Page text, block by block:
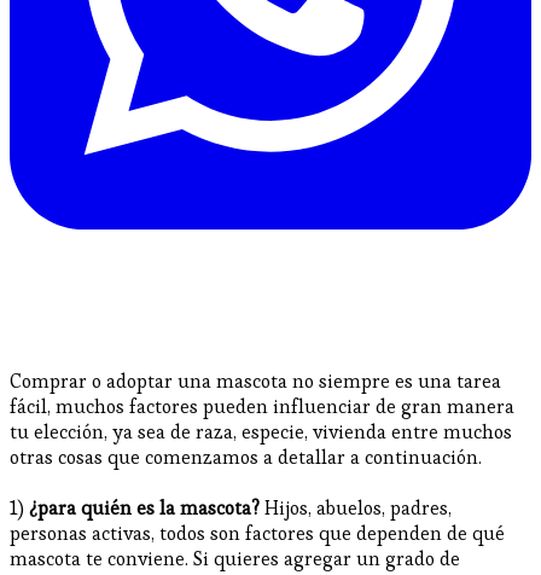
Comprar o adoptar una mascota no siempre es una tarea
fácil, muchos factores pueden influenciar de gran manera
tu elección, ya sea de raza, especie, vivienda entre muchos
otras cosas que comenzamos a detallar a continuación.
1) ¿para quién es la mascota?Hijos, abuelos, padres,
personas activas, todos son factores que dependen de qué
mascota te conviene. Si quieres agregar un grado de